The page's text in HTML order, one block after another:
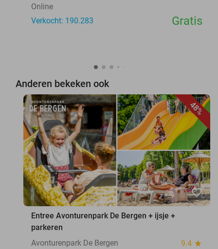
Online
Verkocht: 190.283
Gratis
Anderen bekeken ook
48%
favorite_border
Entree Avonturenpark De Bergen + ijsje +
parkeren
Avonturenpark De Bergen
9.4 star